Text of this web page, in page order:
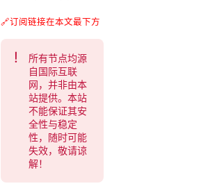
🔗订阅链接在本文最下方
所有节点均源
自国际互联
网，并非由本
站提供。本站
不能保证其安
全性与稳定
性，随时可能
失效，敬请谅
解！